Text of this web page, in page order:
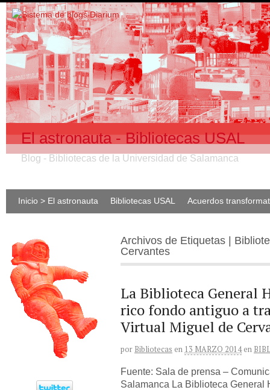
El astronauta - Bibliotecas USAL
Blog - Bibliotecas de la Universidad de Salamanca
Inicio > El astronauta Bibliotecas USAL Acuerdos
Archivos de Etiquetas |
Cervantes
La Biblioteca General
rico fondo antiguo a
Virtual Miguel de
por Bibliotecas en 13 MARZO 2014 en
Fuente: Sala de prensa –
Salamanca La Biblioteca General